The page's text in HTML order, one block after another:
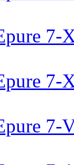
7-
7-
7-